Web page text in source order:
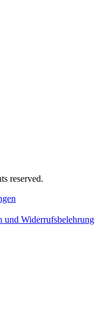
reserved.
und Widerrufsbelehrung